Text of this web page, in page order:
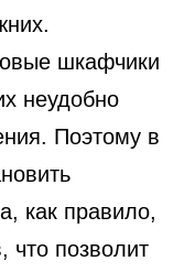
шкафчики
неудобно
Поэтому в
как правило,
что позволит